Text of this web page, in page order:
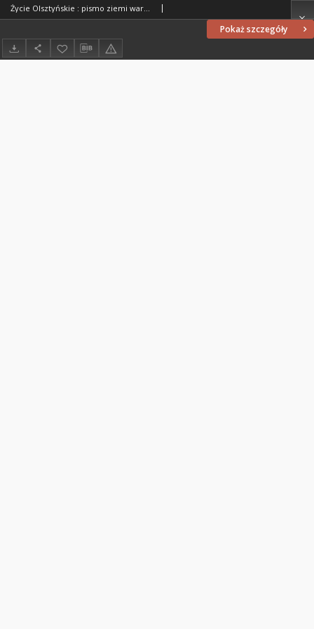
Pokaż szczegóły
Życie Olsztyńskie : pismo ziemi warmińsko-mazurskiej, 1952, nr 47